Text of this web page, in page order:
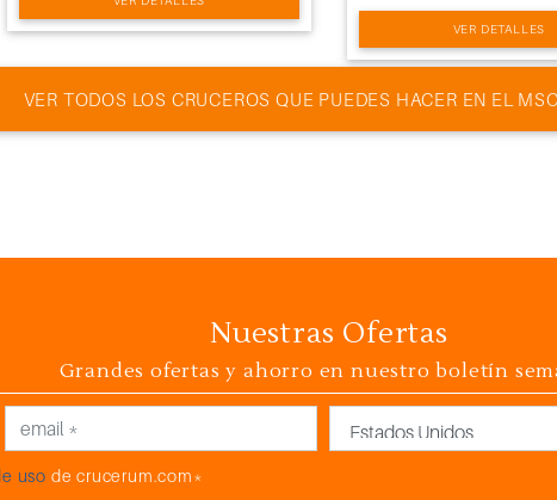
VER DETALLES
VER TODOS LOS CRUCEROS QUE PUEDES HACER EN EL
Nuestras Ofertas
Grandes ofertas y ahorro en nuestro boletín
uso de crucerum.com*